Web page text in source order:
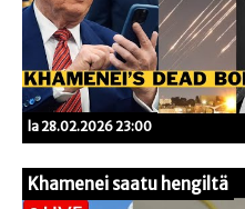
la 28.02.2026 23:00
Khamenei saatu hengiltä